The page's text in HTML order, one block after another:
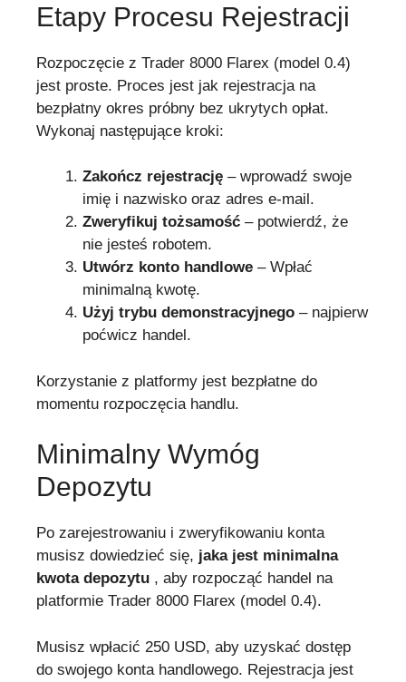
Etapy Procesu Rejestracji
Rozpoczęcie z Trader 8000 Flarex (model 0.4)
jest proste. Proces jest jak rejestracja na
bezpłatny okres próbny bez ukrytych opłat.
Wykonaj następujące kroki:
Zakończ rejestrację – wprowadź swoje
imię i nazwisko oraz adres e-mail.
Zweryfikuj tożsamość – potwierdź, że
nie jesteś robotem.
Utwórz konto handlowe – Wpłać
minimalną kwotę.
Użyj trybu demonstracyjnego – najpierw
poćwicz handel.
Korzystanie z platformy jest bezpłatne do
momentu rozpoczęcia handlu.
Minimalny Wymóg
Depozytu
Po zarejestrowaniu i zweryfikowaniu konta
musisz dowiedzieć się, jaka jest minimalna
kwota depozytu , aby rozpocząć handel na
platformie Trader 8000 Flarex (model 0.4).
Musisz wpłacić 250 USD, aby uzyskać dostęp
do swojego konta handlowego. Rejestracja jest